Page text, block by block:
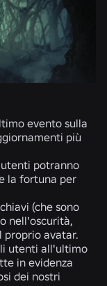
evento sulla
più
potranno
la fortuna per
(che sono
nell'oscurità,
proprio avatar.
utenti all'ultimo
in evidenza
dei nostri